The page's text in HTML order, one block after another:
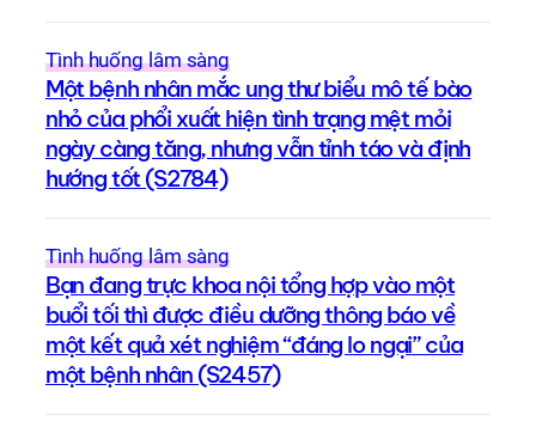
Tình huống lâm sàng
Một bệnh nhân mắc ung thư biểu mô tế bào
nhỏ của phổi xuất hiện tình trạng mệt mỏi
ngày càng tăng, nhưng vẫn tỉnh táo và định
hướng tốt (S2784)
Tình huống lâm sàng
Bạn đang trực khoa nội tổng hợp vào một
buổi tối thì được điều dưỡng thông báo về
một kết quả xét nghiệm “đáng lo ngại” của
một bệnh nhân (S2457)